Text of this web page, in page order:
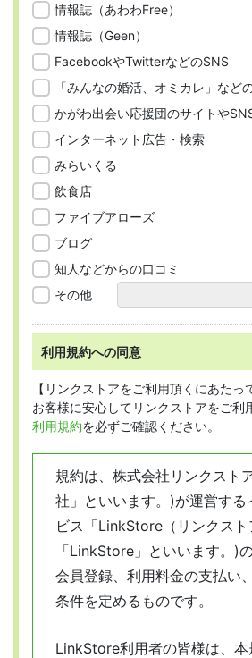
情報誌（あわわFree）
情報誌（Geen）
FacebookやTwitterなどのSNS
「みんなの婚活、オミカレ」など
かがわ出会い応援団のサイトや
インターネット広告・検索
みらいくる
飲食店
ファイブアローズ
ブログ
知人などからの口コミ
その他
利用規約への同意
【リンクストアをご利用頂くにあたっ
お客様に安心してリンクストアをご利
利用規約を必ずご確認ください。
規約は、株式会社リンクスト
社」といいます。)が運営する
ビス「LinkStore（リンクス
「LinkStore」といいます。)
会員登録、利用料金の支払い
条件を定めるものです。
LinkStore利用者の皆様は、本